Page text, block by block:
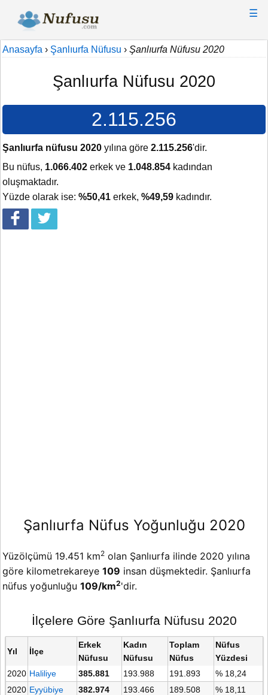
☰
Anasayfa › Şanlıurfa Nüfusu › Şanlıurfa Nüfusu 2020
Şanlıurfa Nüfusu 2020
2.115.256
Şanlıurfa nüfusu 2020 yılına göre 2.115.256'dir.
Bu nüfus, 1.066.402 erkek ve 1.048.854 kadından
oluşmaktadır.
Yüzde olarak ise: %50,41 erkek, %49,59 kadındır.
Şanlıurfa Nüfus Yoğunluğu 2020
Yüzölçümü 19.451 km2 olan Şanlıurfa ilinde 2020 yılına
göre kilometrekareye 109 insan düşmektedir. Şanlıurfa
nüfus yoğunluğu 109/km2'dir.
İlçelere Göre Şanlıurfa Nüfusu 2020
Yıl İlçe
Erkek
Nüfusu
Kadın
Nüfusu
Toplam
Nüfus
Nüfus
Yüzdesi
2020 Haliliye 385.881 193.988 191.893
% 18,24
2020 Eyyübiye 382.974 193.466 189.508
% 18,11